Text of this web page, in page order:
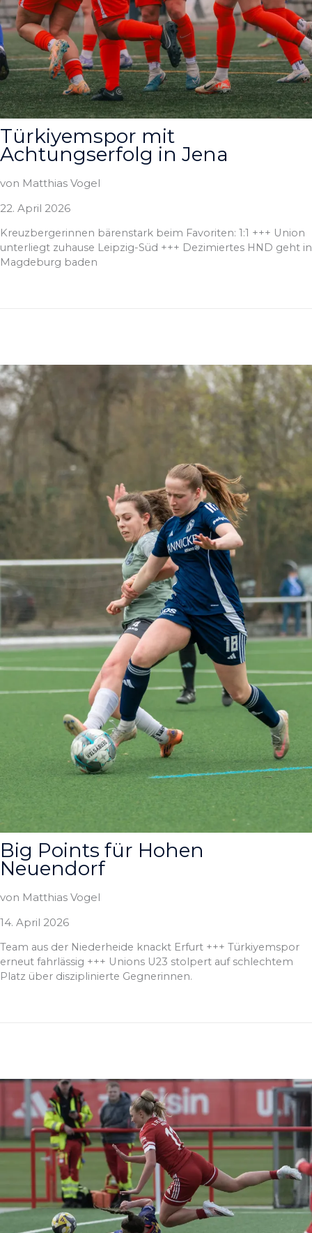
Türkiyemspor mit
Achtungserfolg in Jena
von Matthias Vogel
22. April 2026
Kreuzbergerinnen bärenstark beim Favoriten: 1:1 +++ Union
unterliegt zuhause Leipzig-Süd +++ Dezimiertes HND geht in
Magdeburg baden
Big Points für Hohen
Neuendorf
von Matthias Vogel
14. April 2026
Team aus der Niederheide knackt Erfurt +++ Türkiyemspor
erneut fahrlässig +++ Unions U23 stolpert auf schlechtem
Platz über disziplinierte Gegnerinnen.